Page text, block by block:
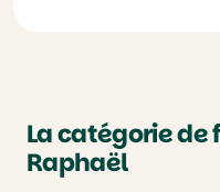
La catégorie
Raphaël